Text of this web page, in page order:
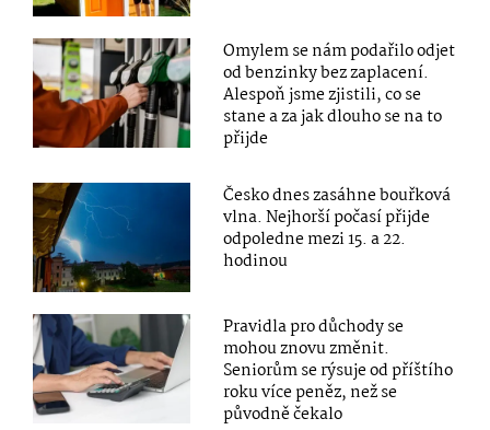
Omylem se nám podařilo odjet
od benzinky bez zaplacení.
Alespoň jsme zjistili, co se
stane a za jak dlouho se na to
přijde
Česko dnes zasáhne bouřková
vlna. Nejhorší počasí přijde
odpoledne mezi 15. a 22.
hodinou
Pravidla pro důchody se
mohou znovu změnit.
Seniorům se rýsuje od příštího
roku více peněz, než se
původně čekalo